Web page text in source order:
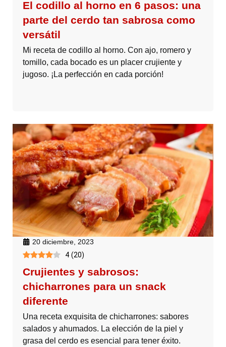
El codillo al horno en 6 pasos: una
parte del cerdo tan sabrosa como
versátil
Mi receta de codillo al horno. Con ajo, romero y
tomillo, cada bocado es un placer crujiente y
jugoso. ¡La perfección en cada porción!
20 diciembre, 2023
4 (20)
Crujientes y sabrosos:
chicharrones para un snack
diferente
Una receta exquisita de chicharrones: sabores
salados y ahumados. La elección de la piel y
grasa del cerdo es esencial para tener éxito.